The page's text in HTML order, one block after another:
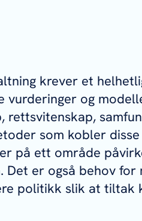
krever et
vurderinger og
som kobler
på ett område
Det er også behov
politikk slik at tiltak